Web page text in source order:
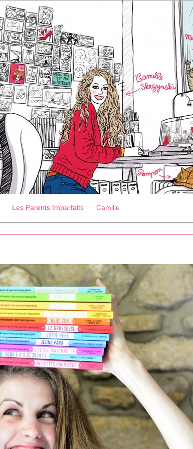
Les Parents Imparfaits Camille